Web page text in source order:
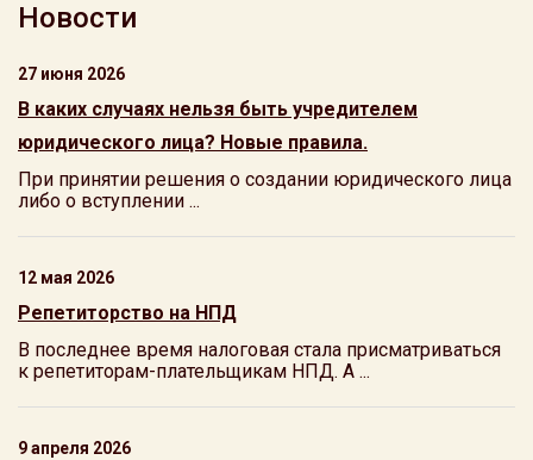
Новости
27 июня 2026
В каких случаях нельзя быть учредителем
юридического лица? Новые правила.
При принятии решения о создании юридического лица
либо о вступлении ...
12 мая 2026
Репетиторство на НПД
В последнее время налоговая стала присматриваться
к репетиторам-плательщикам НПД. А ...
9 апреля 2026